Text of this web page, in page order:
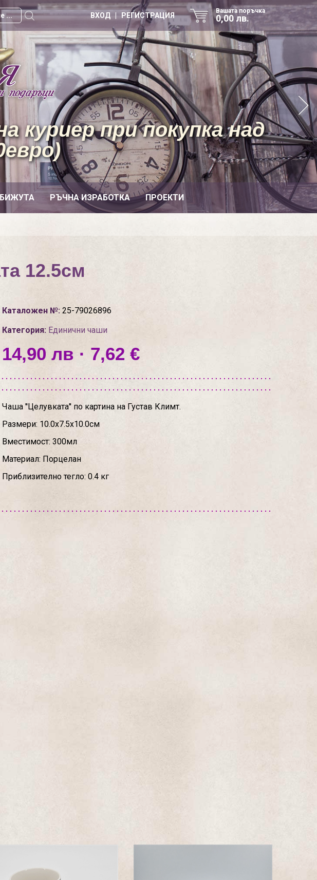
Вашата поръчка
0,00 лв.
ВХОД | РЕГИСТРАЦИЯ
РЪЧНА ИЗРАБОТКА ПРОЕКТИ
куриер при покупка над
12.5см
Каталожен №:25-79026896
Категория: Единични чаши
14,90 лв · 7,62 €
Чаша ''Целувката'' по картина на Густав Климт.
Размери: 10.0x7.5x10.0см
Вместимост: 300мл
Материал: Порцелан
Приблизително тегло: 0.4 кг